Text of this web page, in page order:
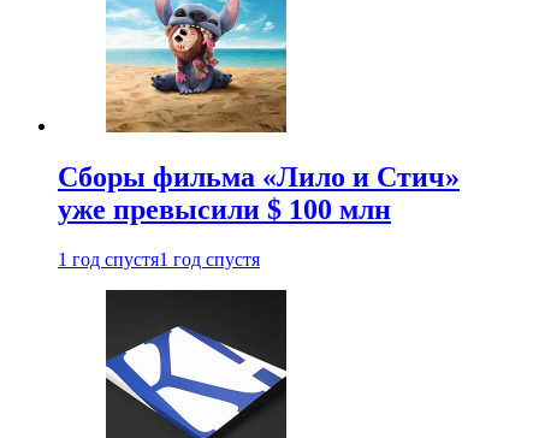
Сборы фильма «Лило и Стич»
уже превысили $ 100 млн
1 год спустя1 год спустя